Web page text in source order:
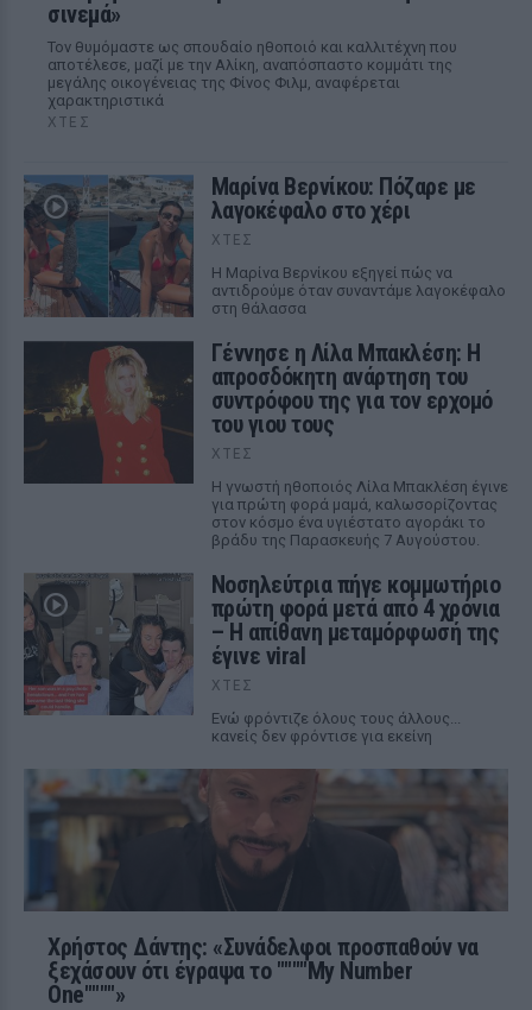
σινεμά»
Τον θυμόμαστε ως σπουδαίο ηθοποιό και καλλιτέχνη που
αποτέλεσε, μαζί με την Αλίκη, αναπόσπαστο κομμάτι της
μεγάλης οικογένειας της Φίνος Φιλμ, αναφέρεται
χαρακτηριστικά
ΧΤΕΣ
Μαρίνα Βερνίκου: Πόζαρε με
λαγοκέφαλο στο χέρι
ΧΤΕΣ
Η Μαρίνα Βερνίκου εξηγεί πώς να
αντιδρούμε όταν συναντάμε λαγοκέφαλο
στη θάλασσα
Γέννησε η Λίλα Μπακλέση: Η
απροσδόκητη ανάρτηση του
συντρόφου της για τον ερχομό
του γιου τους
ΧΤΕΣ
Η γνωστή ηθοποιός Λίλα Μπακλέση έγινε
για πρώτη φορά μαμά, καλωσορίζοντας
στον κόσμο ένα υγιέστατο αγοράκι το
βράδυ της Παρασκευής 7 Αυγούστου.
Νοσηλεύτρια πήγε κομμωτήριο
πρώτη φορά μετά από 4 χρόνια
– Η απίθανη μεταμόρφωσή της
έγινε viral
ΧΤΕΣ
Ενώ φρόντιζε όλους τους άλλους...
κανείς δεν φρόντισε για εκείνη
Χρήστος Δάντης: «Συνάδελφοι προσπαθούν να
ξεχάσουν ότι έγραψα το """"My Number
One""""»